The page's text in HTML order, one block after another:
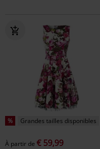
% Grandes tailles disponibles
À partir de € 59,99